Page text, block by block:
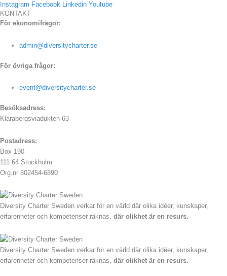
Instagram Facebook Linkedin Youtube
KONTAKT
För ekonomifrågor:
admin@diversitycharter.se
För övriga frågor:
event@diversitycharter.se
Besöksadress:
Klarabergsviadukten 63
Postadress:
Box 190
111 64 Stockholm
Org.nr 802454-6890
Diversity Charter Sweden verkar för en värld där olika idéer, kunskaper,
erfarenheter och kompetenser räknas, där olikhet är en resurs.
Diversity Charter Sweden verkar för en värld där olika idéer, kunskaper,
erfarenheter och kompetenser räknas, där olikhet är en resurs.